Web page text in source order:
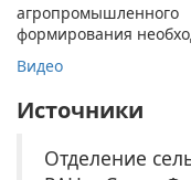
формирования
Видео
Источники
Отделение